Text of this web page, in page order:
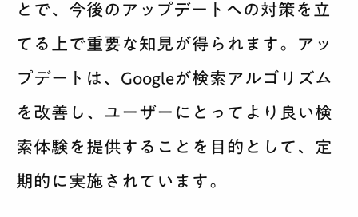
とで、今後のアップデートへの対策を立
てる上で重要な知見が得られます。アッ
プデートは、Googleが検索アルゴリズム
を改善し、ユーザーにとってより良い検
索体験を提供することを目的として、定
期的に実施されています。